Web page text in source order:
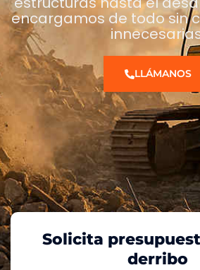
encargamos de todo sin
LLÁMANOS
Solicita
derribo